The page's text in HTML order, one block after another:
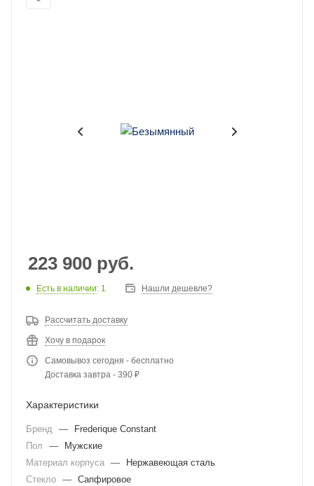
223 900 руб.
Есть в наличии: 1 Нашли дешевле?
Рассчитать доставку
Хочу в подарок
Самовывоз сегодня - бесплатно
Доставка завтра - 390 ₽
Характеристики
Бренд —
Frederique Constant
Пол
—
Мужские
Материал корпуса —
Нержавеющая сталь
Стекло — Сапфировое